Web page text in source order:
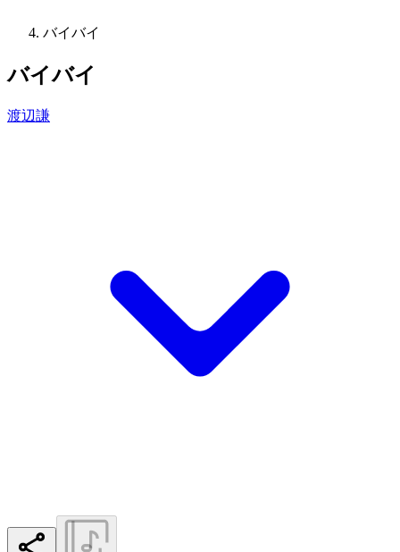
バイバイ
バイバイ
渡辺謙